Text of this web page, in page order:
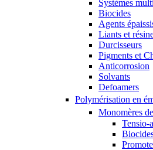
Systèmes
Biocides
Agents
Liants et
Durcisseurs
Pigments et
Anticorrosion
Solvants
Defoamers
Polymérisation en
Monomères
Tensio-